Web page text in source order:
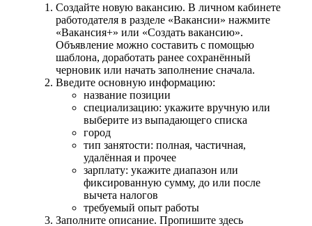
Создайте новую вакансию. В личном кабинете
работодателя в разделе «Вакансии» нажмите
«Вакансия+» или «Создать вакансию».
Объявление можно составить с помощью
шаблона, доработать ранее сохранённый
черновик или начать заполнение сначала.
Введите основную информацию:
название позиции
специализацию: укажите вручную или
выберите из выпадающего списка
город
тип занятости: полная, частичная,
удалённая и прочее
зарплату: укажите диапазон или
фиксированную сумму, до или после
вычета налогов
требуемый опыт работы
Заполните описание. Пропишите здесь